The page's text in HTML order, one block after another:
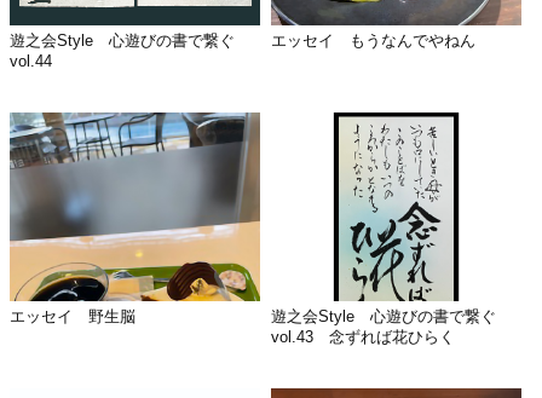
遊之会Style 心遊びの書で繋ぐ
vol.44
エッセイ もうなんでやねん
エッセイ 野生脳
遊之会Style 心遊びの書で繋ぐ
vol.43 念ずれば花ひらく